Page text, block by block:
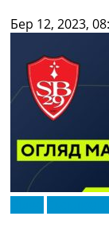
Бер 12, 2023,